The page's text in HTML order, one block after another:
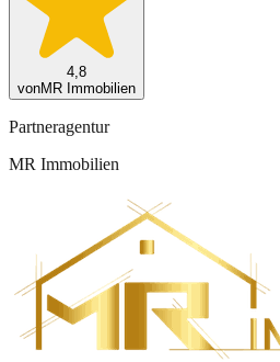
4,8
vonMR Immobilien
Partneragentur
MR Immobilien